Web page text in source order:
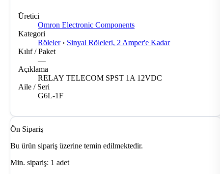
Üretici
Omron Electronic Components
Kategori
Röleler › Sinyal Röleleri, 2 Amper'e Kadar
Kılıf / Paket
—
Açıklama
RELAY TELECOM SPST 1A 12VDC
Aile / Seri
G6L-1F
Ön Sipariş
Bu ürün sipariş üzerine temin edilmektedir.
Min. sipariş: 1 adet